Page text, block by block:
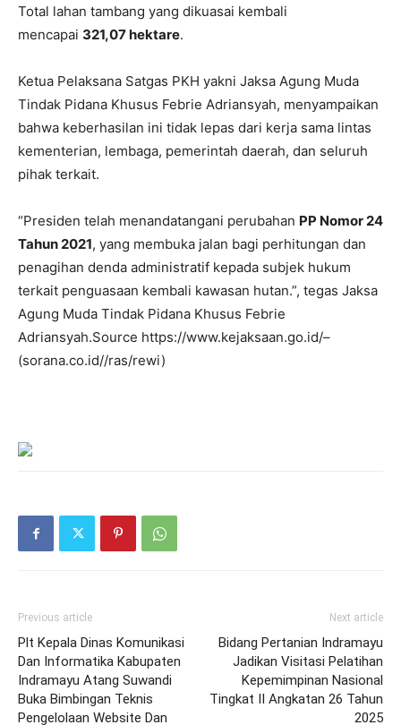
Total lahan tambang yang dikuasai kembali
mencapai 321,07 hektare.
Ketua Pelaksana Satgas PKH yakni Jaksa Agung Muda
Tindak Pidana Khusus Febrie Adriansyah, menyampaikan
bahwa keberhasilan ini tidak lepas dari kerja sama lintas
kementerian, lembaga, pemerintah daerah, dan seluruh
pihak terkait.
“Presiden telah menandatangani perubahan PP Nomor 24
Tahun 2021, yang membuka jalan bagi perhitungan dan
penagihan denda administratif kepada subjek hukum
terkait penguasaan kembali kawasan hutan.”, tegas Jaksa
Agung Muda Tindak Pidana Khusus Febrie
Adriansyah.Source https://www.kejaksaan.go.id/–
(sorana.co.id//ras/rewi)
Previous article
Plt Kepala Dinas Komunikasi
Dan Informatika Kabupaten
Indramayu Atang Suwandi
Buka Bimbingan Teknis
Pengelolaan Website Dan
Next article
Bidang Pertanian Indramayu
Jadikan Visitasi Pelatihan
Kepemimpinan Nasional
Tingkat II Angkatan 26 Tahun
2025